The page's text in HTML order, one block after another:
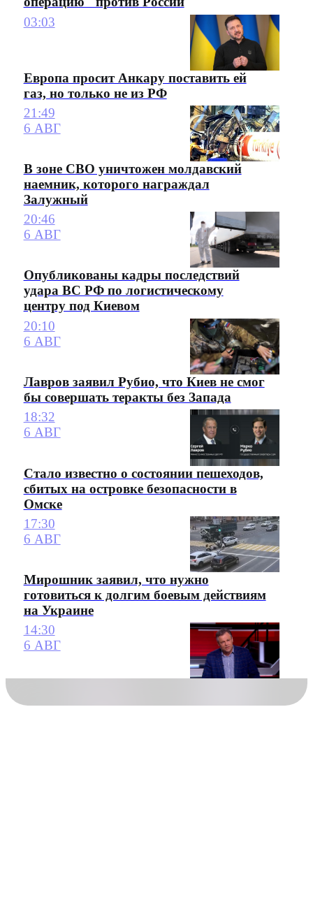
03:03
Европа просит Анкару поставить ей
газ, но только не из РФ
21:49
6 АВГ
В зоне СВО уничтожен молдавский
наемник, которого награждал
Залужный
20:46
6 АВГ
Опубликованы кадры последствий
удара ВС РФ по логистическому
центру под Киевом
20:10
6 АВГ
Лавров заявил Рубио, что Киев не смог
бы совершать теракты без Запада
18:32
6 АВГ
Стало известно о состоянии пешеходов,
сбитых на островке безопасности в
Омске
17:30
6 АВГ
Мирошник заявил, что нужно
готовиться к долгим боевым действиям
на Украине
14:30
6 АВГ